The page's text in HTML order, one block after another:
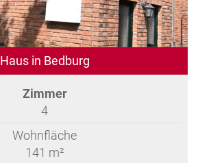
Haus in Bedburg
Zimmer
4
Wohnfläche
141 m²